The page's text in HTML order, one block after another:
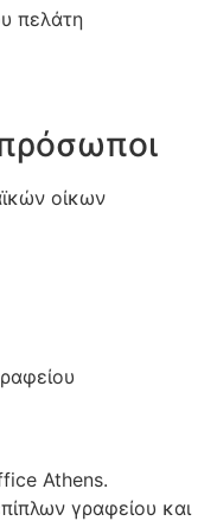
πελάτη
οίκων
Athens.
γραφείου και